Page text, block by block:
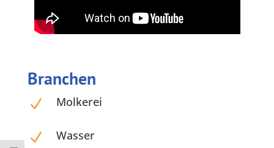
Branchen
N Molkerei
N Wasser